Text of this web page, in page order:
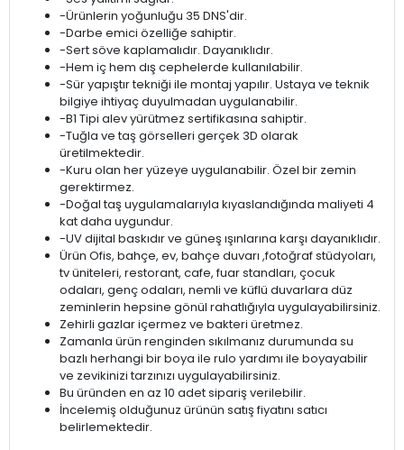
-Ürünlerin yoğunluğu 35 DNS'dir.
-Darbe emici özelliğe sahiptir.
-Sert söve kaplamalıdır. Dayanıklıdır.
-Hem iç hem dış cephelerde kullanılabilir.
-Sür yapıştır tekniği ile montaj yapılır. Ustaya ve teknik
bilgiye ihtiyaç duyulmadan uygulanabilir.
-B1 Tipi alev yürütmez sertifikasına sahiptir.
-Tuğla ve taş görselleri gerçek 3D olarak
üretilmektedir.
-Kuru olan her yüzeye uygulanabilir. Özel bir zemin
gerektirmez.
-Doğal taş uygulamalarıyla kıyaslandığında maliyeti 4
kat daha uygundur.
-UV dijital baskıdır ve güneş ışınlarına karşı dayanıklıdır.
Ürün Ofis, bahçe, ev, bahçe duvarı ,fotoğraf stüdyoları,
tv üniteleri, restorant, cafe, fuar standları, çocuk
odaları, genç odaları, nemli ve küflü duvarlara düz
zeminlerin hepsine gönül rahatlığıyla uygulayabilirsiniz.
Zehirli gazlar içermez ve bakteri üretmez.
Zamanla ürün renginden sıkılmanız durumunda su
bazlı herhangi bir boya ile rulo yardımı ile boyayabilir
ve zevikinizi tarzınızı uygulayabilirsiniz.
Bu üründen en az 10 adet sipariş verilebilir.
İncelemiş olduğunuz ürünün satış fiyatını satıcı
belirlemektedir.